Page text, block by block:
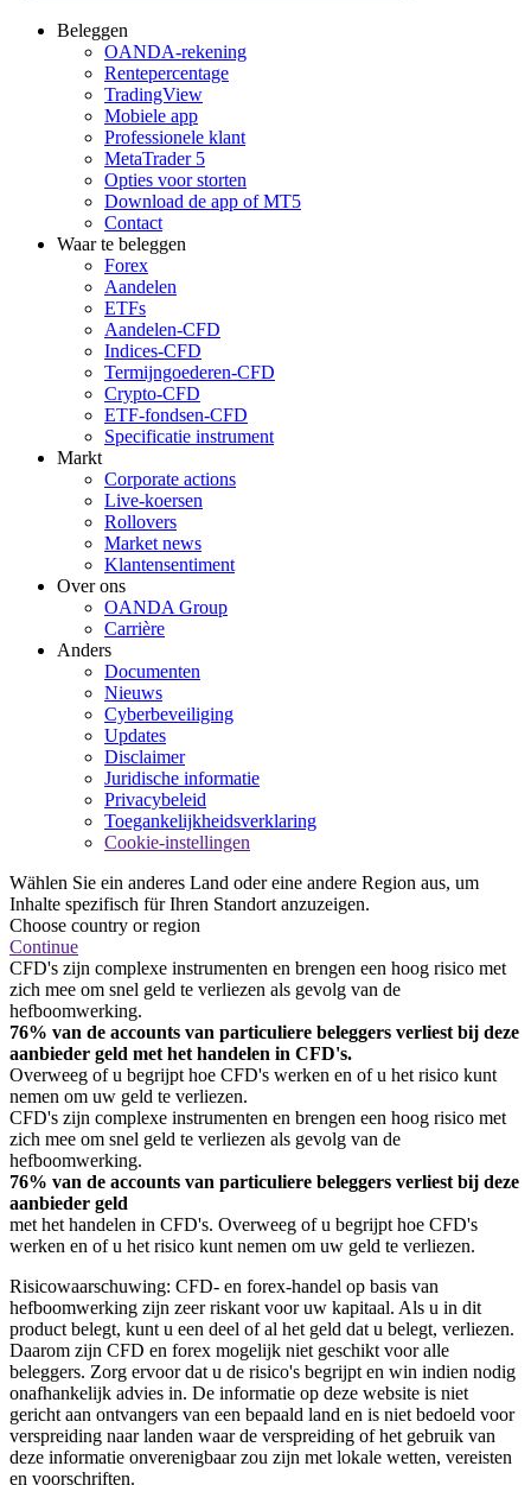
Beleggen
OANDA-rekening
Rentepercentage
TradingView
Mobiele app
Professionele klant
MetaTrader 5
Opties voor storten
Download de app of MT5
Contact
Waar te beleggen
Forex
Aandelen
ETFs
Aandelen-CFD
Indices-CFD
Termijngoederen-CFD
Crypto-CFD
ETF-fondsen-CFD
Specificatie instrument
Markt
Corporate actions
Live-koersen
Rollovers
Market news
Klantensentiment
Over ons
OANDA Group
Carrière
Anders
Documenten
Nieuws
Cyberbeveiliging
Updates
Disclaimer
Juridische informatie
Privacybeleid
Toegankelijkheidsverklaring
Cookie-instellingen
Wählen Sie ein anderes Land oder eine andere Region aus, um
Inhalte spezifisch für Ihren Standort anzuzeigen.
Choose country or region
Continue
CFD's zijn complexe instrumenten en brengen een hoog risico met
zich mee om snel geld te verliezen als gevolg van de
hefboomwerking.
76% van de accounts van particuliere beleggers verliest bij deze
aanbieder geld met het handelen in CFD's.
Overweeg of u begrijpt hoe CFD's werken en of u het risico kunt
nemen om uw geld te verliezen.
CFD's zijn complexe instrumenten en brengen een hoog risico met
zich mee om snel geld te verliezen als gevolg van de
hefboomwerking.
76% van de accounts van particuliere beleggers verliest bij deze
aanbieder geld
met het handelen in CFD's. Overweeg of u begrijpt hoe CFD's
werken en of u het risico kunt nemen om uw geld te verliezen.
Risicowaarschuwing: CFD- en forex-handel op basis van
hefboomwerking zijn zeer riskant voor uw kapitaal. Als u in dit
product belegt, kunt u een deel of al het geld dat u belegt, verliezen.
Daarom zijn CFD en forex mogelijk niet geschikt voor alle
beleggers. Zorg ervoor dat u de risico's begrijpt en win indien nodig
onafhankelijk advies in. De informatie op deze website is niet
gericht aan ontvangers van een bepaald land en is niet bedoeld voor
verspreiding naar landen waar de verspreiding of het gebruik van
deze informatie onverenigbaar zou zijn met lokale wetten, vereisten
en voorschriften.